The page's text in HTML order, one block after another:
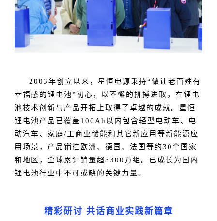
2003年创立以来，星恒电源秉持“做让老百姓有
幸福感的锂电池”初心，以不懈的拼搏进取，在锂电
池技术创新与产品开拓上取得了卓越的成就。星恒
锂电池产品已覆盖100Ah以内包含轻型电动车、电
动汽车、家庭/工商业储能和其它新应用等新能源应
用场景，产品销往欧洲、德国、法国等约30个国家
和地区，全球累计销量超3300万组。已成长为国内
锂电池行业中不可或缺的关键力量。
精彩研讨 共话商业实践新篇章